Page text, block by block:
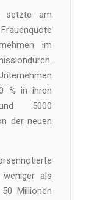
setzte am
im
% in ihren
5000
der neuen
als
Millionen